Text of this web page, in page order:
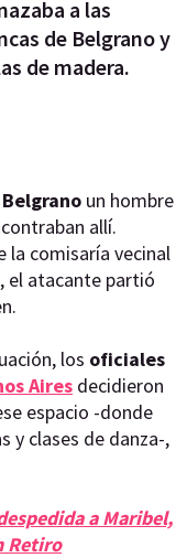
a las
de Belgrano y
de madera.
un hombre
allí.
la comisaría vecinal
el atacante partió
los oficiales
Aires decidieron
espacio -donde
y clases de danza-,
a Maribel,
Retiro